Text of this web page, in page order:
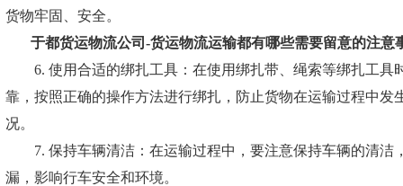
货物牢固、安全。
于都货运物流公司-货运物流运输都有哪些需要留意的注意
6. 使用合适的绑扎工具：在使用绑扎带、绳索等绑扎工具
靠，按照正确的操作方法进行绑扎，防止货物在运输过程中发
况。
7. 保持车辆清洁：在运输过程中，要注意保持车辆的清洁
漏，影响行车安全和环境。